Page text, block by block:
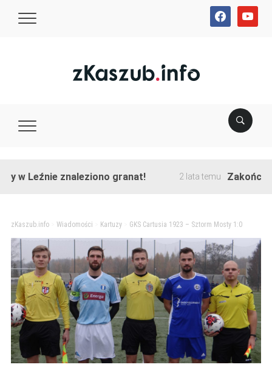
facebookyoutube
znaleziono granat! 2 lata temu Zakończono
zKaszub.info> Wiadomości Kartuzy> GKS Cartusia 1923 – Sztorm Mosty 1:0